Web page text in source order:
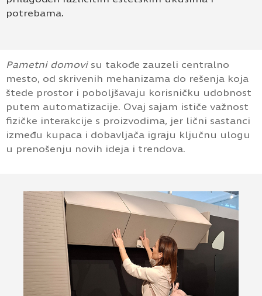
Sicam 2024.
Pametni domovi
su takođe zauzeli centralno
mesto, od skrivenih mehanizama do rešenja koja
štede prostor i poboljšavaju korisničku udobnost
putem automatizacije. Ovaj sajam ističe važnost